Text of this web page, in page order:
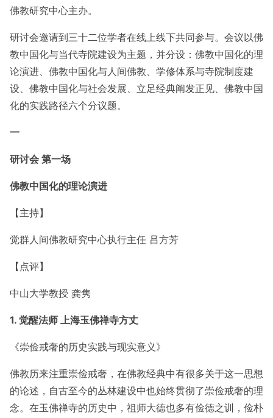
佛教研究中心主办。
研讨会邀请到三十二位学者在线上线下共同参与。会议以佛
教中国化与当代寺院建设为主题，并分设：佛教中国化的理
论演进、佛教中国化与人间佛教、学修体系与寺院制度建
设、佛教中国化与社会发展、立足经典阐发正见、佛教中国
化的实践路径六个分议题。
一
研讨会 第一场
佛教中国化的理论演进
【主持】
觉群人间佛教研究中心执行主任 吕方芳
【点评】
中山大学教授 龚隽
1. 觉醒法师 上海玉佛禅寺方丈
《崇俭戒奢的历史实践与现实意义》
佛教历来注重崇俭戒奢，在佛教经典中有很多关于这一思想
的论述，自古至今的丛林建设中也始终贯彻了崇俭戒奢的理
念。在玉佛禅寺的历史中，祖师大德也多有俭德之训，俭朴